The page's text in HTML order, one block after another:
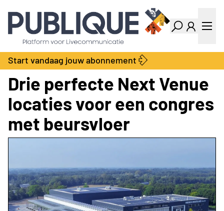
Industry Dashboard
Vacatures
Kalender
Producten
Bedrijvengids
Productengids
Locatie Finder
LiveWire
Contact
Over ons
Adverteren
Abonnementen
Start vandaag jouw abonnement
Drie perfecte Next Venue
locaties voor een congres
met beursvloer